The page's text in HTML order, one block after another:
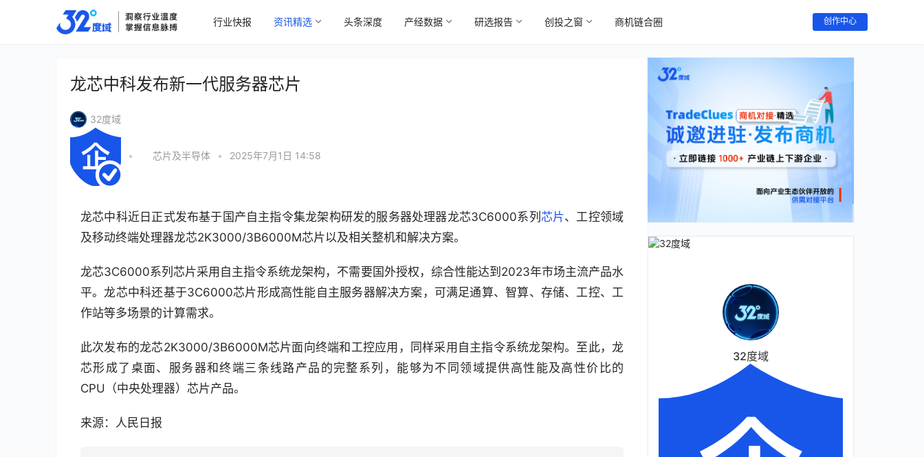
行业快报 资讯精选 头条深度 产经数据 研选报告 创投之窗 商机链合圈 创作中心
龙芯中科发布新一代服务器芯片
32度域
• 芯片及半导体 • 2025年7月1日 14:58
龙芯中科近日正式发布基于国产自主指令集龙架构研发的服务器处理器龙芯3C6000系列 芯片、工控领域
及移动终端处理器龙芯2K3000/3B6000M芯片以及相关整机和解决方案。
龙芯3C6000系列芯片采用自主指令系统龙架构，不需要国外授权，综合性能达到2023年市场主流产品水
平。龙芯中科还基于3C6000芯片形成高性能自主服务器解决方案，可满足通算、智算、存储、工控、工
作站等多场景的计算需求。
此次发布的龙芯2K3000/3B6000M芯片面向终端和工控应用，同样采用自主指令系统龙架构。至此，龙
芯形成了桌面、服务器和终端三条线路产品的完整系列，能够为不同领域提供高性能及高性价比的
CPU（中央处理器）芯片产品。
来源：人民日报
32度域